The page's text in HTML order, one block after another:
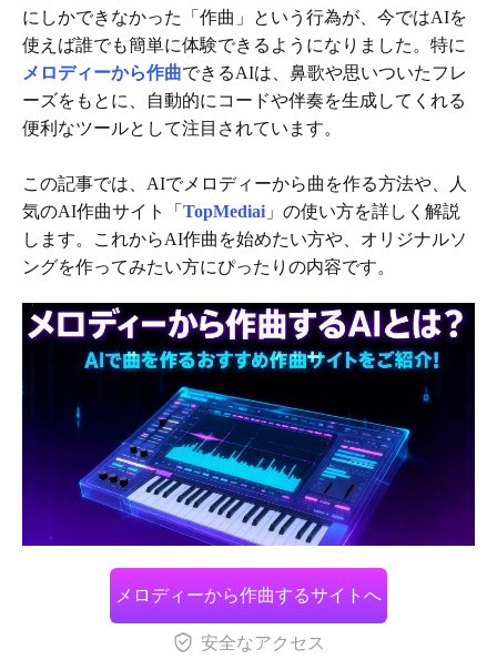
にしかできなかった「作曲」という行為が、今ではAIを
使えば誰でも簡単に体験できるようになりました。特に
メロディーから作曲できるAIは、鼻歌や思いついたフレ
ーズをもとに、自動的にコードや伴奏を生成してくれる
便利なツールとして注目されています。
この記事では、AIでメロディーから曲を作る方法や、人
気のAI作曲サイト「 TopMediai 」の使い方を詳しく解説
します。これからAI作曲を始めたい方や、オリジナルソ
ングを作ってみたい方にぴったりの内容です。
メロディーから作曲するサイトへ
安全なアクセス